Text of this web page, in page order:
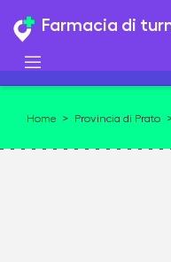
Farmacia di
Home > Provincia di Prato